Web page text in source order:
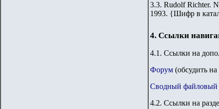
3.3. Rudolf Richter.
1993. {Шифр в
4. Ссылки
4.1. Ссылки на
Форум (обсудить
Сводный файловый
4.2. Ссылки на